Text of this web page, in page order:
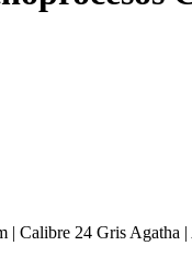
Calibre 24 Gris Agatha